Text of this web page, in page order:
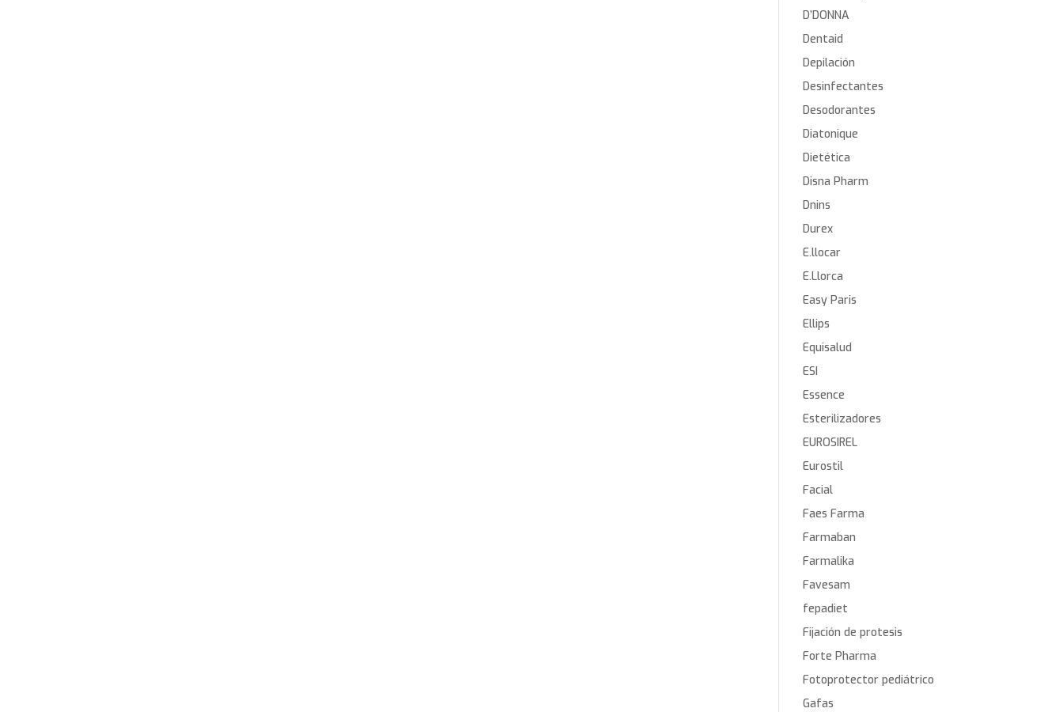
D’DONNA
Dentaid
Depilación
Desinfectantes
Desodorantes
Diatonique
Dietética
Disna Pharm
Dnins
Durex
E.llocar
E.Llorca
Easy Paris
Ellips
Equisalud
ESI
Essence
Esterilizadores
EUROSIREL
Eurostil
Facial
Faes Farma
Farmaban
Farmalika
Favesam
fepadiet
Fijación de protesis
Forte Pharma
Fotoprotector pediátrico
Gafas